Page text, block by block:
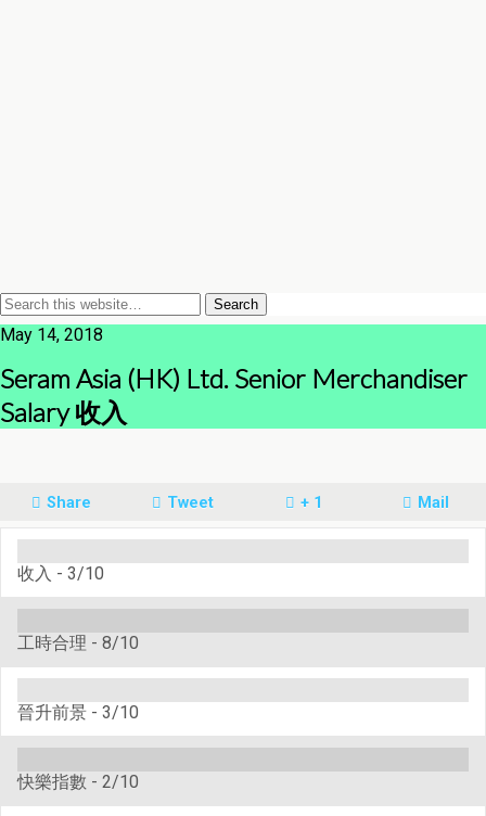
May 14, 2018
Seram Asia (HK) Ltd. Senior Merchandiser
Salary 收入
Share Tweet + 1 Mail
收入 - 3/10
工時合理 - 8/10
晉升前景 - 3/10
快樂指數 - 2/10